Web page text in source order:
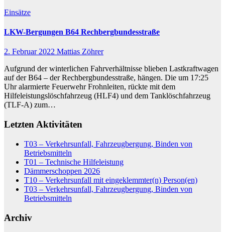
Einsätze
LKW-Bergungen B64 Rechbergbundesstraße
2. Februar 2022 Mattias Zöhrer
Aufgrund der winterlichen Fahrverhältnisse blieben Lastkraftwagen
auf der B64 – der Rechbergbundesstraße, hängen. Die um 17:25
Uhr alarmierte Feuerwehr Frohnleiten, rückte mit dem
Hilfeleistungslöschfahrzeug (HLF4) und dem Tanklöschfahrzeug
(TLF-A) zum…
Letzten Aktivitäten
T03 – Verkehrsunfall, Fahrzeugbergung, Binden von
Betriebsmitteln
T01 – Technische Hilfeleistung
Dämmerschoppen 2026
T10 – Verkehrsunfall mit eingeklemmter(n) Person(en)
T03 – Verkehrsunfall, Fahrzeugbergung, Binden von
Betriebsmitteln
Archiv